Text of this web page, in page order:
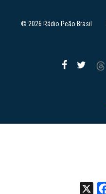
© 2026 Rádio Peão Brasil
X